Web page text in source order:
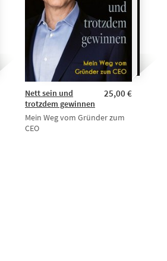
25,00 €
Nett sein und
trotzdem gewinnen
Mein Weg vom Gründer zum
CEO